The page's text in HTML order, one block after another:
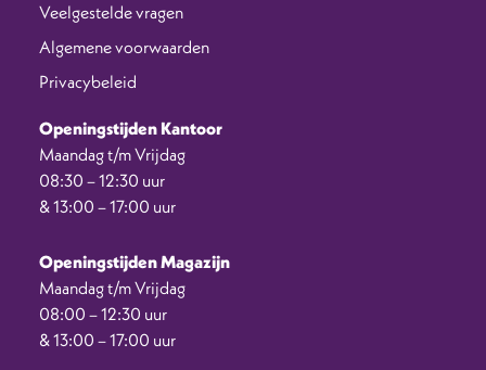
Veelgestelde vragen
Algemene voorwaarden
Privacybeleid
Openingstijden Kantoor
Maandag t/m Vrijdag
08:30 – 12:30 uur
& 13:00 – 17:00 uur
Openingstijden Magazijn
Maandag t/m Vrijdag
08:00 – 12:30 uur
& 13:00 – 17:00 uur